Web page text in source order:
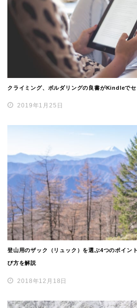
クライミング、ボルダリングの良書がKindleで
2019年1月25日
登山用のザック（リュック）を選ぶ4つのポイン
び方を解説
2018年12月18日